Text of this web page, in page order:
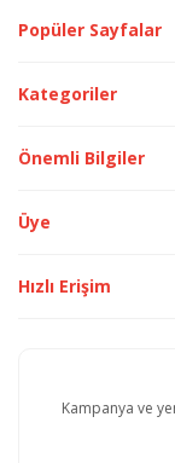
Popüler Sayfalar
Kategoriler
Önemli Bilgiler
Üye
Hızlı Erişim
Kampanya ve